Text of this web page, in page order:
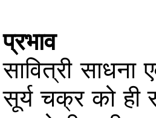
प्रभाव
सावित्री साधना
सूर्य चक्र को ही